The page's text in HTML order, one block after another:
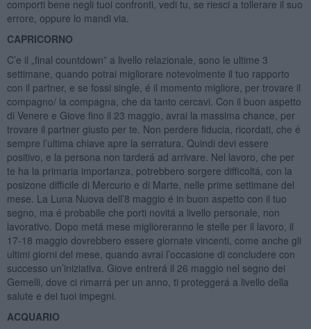
comporti bene negli tuoi confronti, vedi tu, se riesci a tollerare il suo
errore, oppure lo mandi via.
CAPRICORNO
C’e il „final countdown” a livello relazionale, sono le ultime 3
settimane, quando potrai migliorare notevolmente il tuo rapporto
con il partner, e se fossi single, é il momento migliore, per trovare il
compagno/ la compagna, che da tanto cercavi. Con il buon aspetto
di Venere e Giove fino il 23 maggio, avrai la massima chance, per
trovare il partner giusto per te. Non perdere fiducia, ricordati, che é
sempre l’ultima chiave apre la serratura. Quindi devi essere
positivo, e la persona non tarderá ad arrivare. Nel lavoro, che per
te ha la primaria importanza, potrebbero sorgere difficoltá, con la
posizone difficile di Mercurio e di Marte, nelle prime settimane del
mese. La Luna Nuova dell’8 maggio é in buon aspetto con il tuo
segno, ma é probabile che porti novitá a livello personale, non
lavorativo. Dopo metá mese miglioreranno le stelle per il lavoro, il
17-18 maggio dovrebbero essere giornate vincenti, come anche gli
ultimi giorni del mese, quando avrai l’occasione di concludere con
successo un’iniziativa. Giove entrerá il 26 maggio nel segno dei
Gemelli, dove ci rimarrá per un anno, ti proteggerá a livello della
salute e dei tuoi impegni.
ACQUARIO